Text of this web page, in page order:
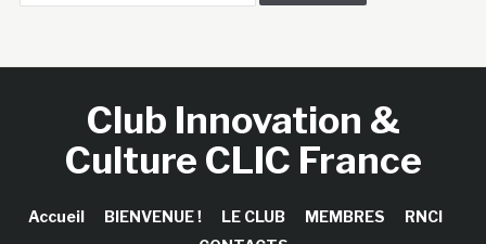
Club Innovation &
Culture CLIC France
Accueil BIENVENUE ! LE CLUB MEMBRES
RNCI